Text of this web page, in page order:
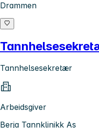
Drammen
Tannhelsesekretær
Arbeidsgiver
Berja Tannklinikk As